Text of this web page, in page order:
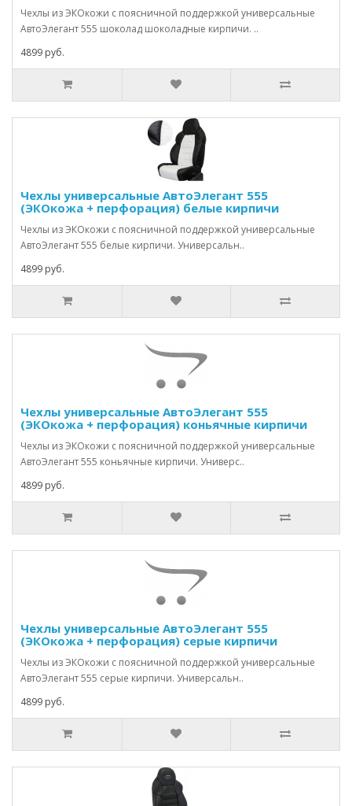
Чехлы из ЭКОкожи с поясничной поддержкой универсальные
АвтоЭлегант 555 шоколад шоколадные кирпичи. ..
4899 руб.
Чехлы универсальные АвтоЭлегант 555
(ЭКОкожа + перфорация) белые кирпичи
Чехлы из ЭКОкожи с поясничной поддержкой универсальные
АвтоЭлегант 555 белые кирпичи. Универсальн..
4899 руб.
Чехлы универсальные АвтоЭлегант 555
(ЭКОкожа + перфорация) коньячные кирпичи
Чехлы из ЭКОкожи с поясничной поддержкой универсальные
АвтоЭлегант 555 коньячные кирпичи. Универс..
4899 руб.
Чехлы универсальные АвтоЭлегант 555
(ЭКОкожа + перфорация) серые кирпичи
Чехлы из ЭКОкожи с поясничной поддержкой универсальные
АвтоЭлегант 555 серые кирпичи. Универсальн..
4899 руб.